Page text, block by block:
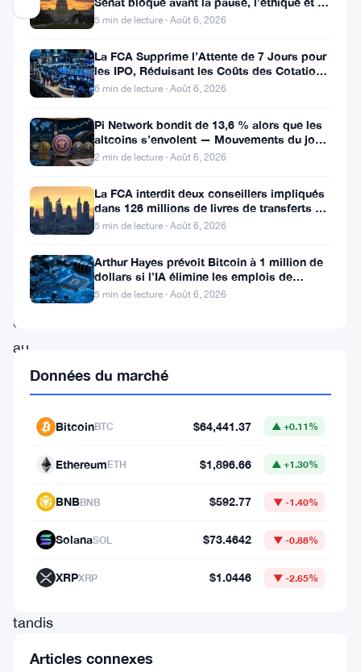
Dans
domaine
volatil
des
cryptomonnaies,
les
montent
descendent
au
gré
marché,
retrouve
une
situation
tandis
FBI s’opposent
5 min de lecture · Août 6, 2026
La FCA Supprime l’Attente de 7 Jours pour
les IPO, Réduisant les Coûts des Cotations
au Royaume-Uni
6 min de lecture · Août 6, 2026
Pi Network bondit de 13,6 % alors que les
altcoins s’envolent — Mouvements du jour
6 août
2 min de lecture · Août 6, 2026
La FCA interdit deux conseillers impliqués
dans 126 millions de livres de transferts de
retraite
5 min de lecture · Août 6, 2026
Arthur Hayes prévoit Bitcoin à 1 million de
dollars si l’IA élimine les emplois de
bureau
5 min de lecture · Août 6, 2026
Données du marché
BitcoinBTC $64,441.37 ▲ +0.11%
EthereumETH $1,896.66 ▲ +1.30%
BNBBNB $592.77 ▼ -1.40%
SolanaSOL $73.4642 ▼ -0.88%
XRPXRP $1.0446 ▼ -2.65%
Articles connexes